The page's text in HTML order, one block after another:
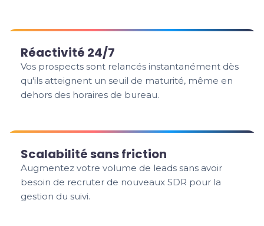
Réactivité 24/7
Vos prospects sont relancés instantanément dès
qu'ils atteignent un seuil de maturité, même en
dehors des horaires de bureau.
Scalabilité sans friction
Augmentez votre volume de leads sans avoir
besoin de recruter de nouveaux SDR pour la
gestion du suivi.